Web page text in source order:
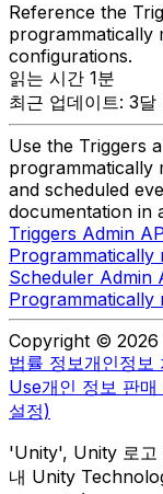
Reference the
programmatically
configurations.
읽는 시간 1분
최근 업데이트: 3달
Use the Triggers
programmatically
and scheduled
documentation in
Triggers Admin
Programmatically
Scheduler Admin
Programmatically
Copyright © 2026
법률 정보개인정보
Use개인 정보 판매
설정)
'Unity', Unity 로고
내 Unity